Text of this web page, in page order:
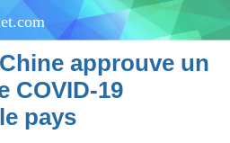
approuve un
COVID-19
pays